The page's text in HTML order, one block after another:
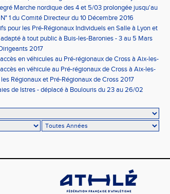
Marche nordique des 4 et 5/03 prolongée jusqu'au
1 du Comité Directeur du 10 Décembre 2016
pour les Pré-Régionaux Individuels en Salle à Lyon et
à tout public à Buis-les-Baronies - 3 au 5 Mars
2017
en véhicules au Pré-régionaux de Cross à Aix-les-
en véhicule au Pré-régionaux de Cross à Aix-les-
Régionaux et Pré-Régionaux de Cross 2017
de Istres - déplacé à Boulouris du 23 au 26/02